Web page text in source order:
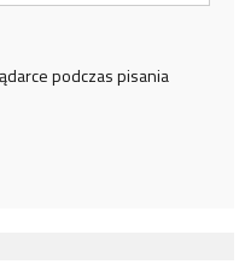
podczas pisania